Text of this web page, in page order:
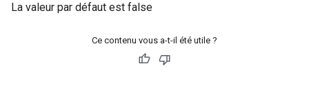
La valeur par défaut est false
Ce contenu vous a-t-il été utile ?